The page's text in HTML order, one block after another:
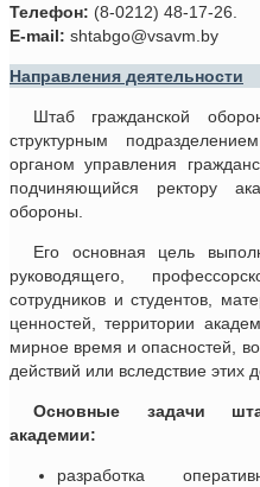
Телефон: (8-0212) 48-17-26.
E-mail: shtabgo@vsavm.by
Направления деятельности
Штаб гражданской
структурным
органом управления
подчиняющийся ректору
обороны.
Его основная цель
руководящего,
сотрудников и студентов,
ценностей, территории
мирное время и опасностей,
действий или вследствие этих
Основные задачи
академии:
разработка